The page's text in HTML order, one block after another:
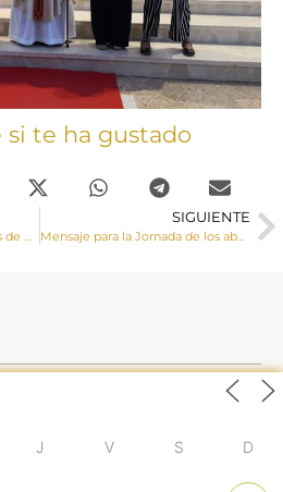
si te ha gustado
Visita Pastoral a las parroquias de Valdemorillo de la Sierra y La Cierva
SIGUIENTE
Mensaje para la Jornada de los abuelos y mayores
J V S D